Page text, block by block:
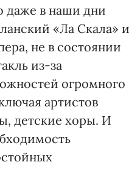
даже в наши дни
«Ла Скала» и
не в состоянии
из-за
огромного
артистов
детские хоры. И